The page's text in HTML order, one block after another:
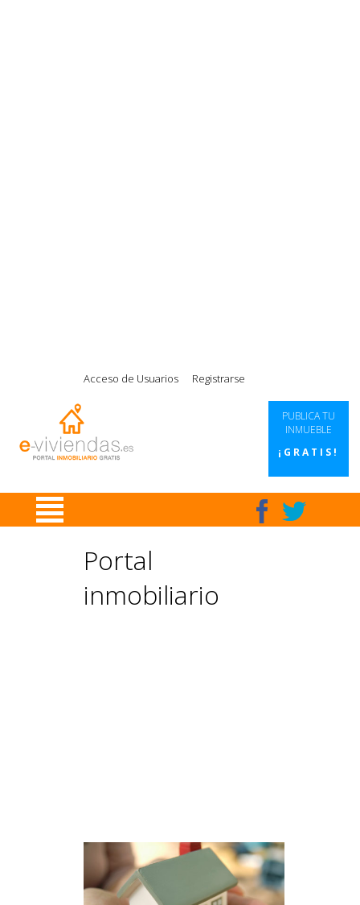
Acceso de Usuarios Registrarse
PUBLICA TU
INMUEBLE
¡GRATIS!
Portal
inmobiliario